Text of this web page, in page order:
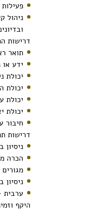
ניהול
דרישות
תואר
ידע או
יכולת
יכולת
יכולת
יכולת
חיבור
דרישות
הכרה
היקף